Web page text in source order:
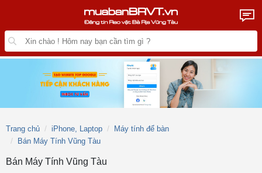
Trang chủ iPhone, Laptop
Máy tính để bàn
Bán Máy Tính Vũng Tàu
Bán Máy Tính Vũng Tàu